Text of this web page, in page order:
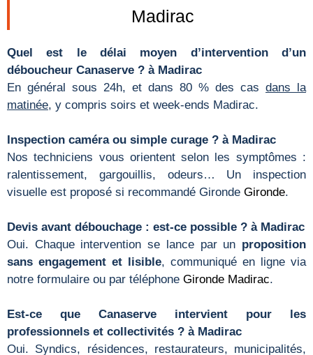
Madirac
Quel est le délai moyen d’intervention d’un
déboucheur Canaserve ? à Madirac
En général sous 24h, et dans 80 % des cas dans la
matinée, y compris soirs et week-ends Madirac.
Inspection caméra ou simple curage ? à Madirac
Nos techniciens vous orientent selon les symptômes :
ralentissement, gargouillis, odeurs… Un inspection
visuelle est proposé si recommandé Gironde Gironde.
Devis avant débouchage : est-ce possible ? à Madirac
Oui. Chaque intervention se lance par un proposition
sans engagement et lisible, communiqué en ligne via
notre formulaire ou par téléphone Gironde Madirac.
Est-ce que Canaserve intervient pour les
professionnels et collectivités ? à Madirac
Oui. Syndics, résidences, restaurateurs, municipalités,